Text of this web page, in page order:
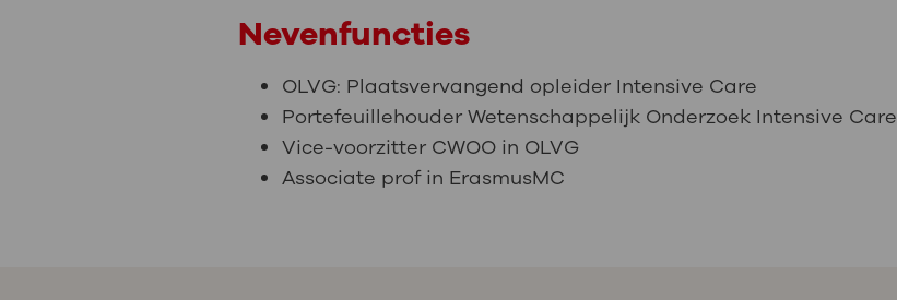
Nevenfuncties
OLVG: Plaatsvervangend opleider Intensive Care
Portefeuillehouder Wetenschappelijk Onderzoek Intensive Care
Vice-voorzitter CWOO in OLVG
Associate prof in ErasmusMC